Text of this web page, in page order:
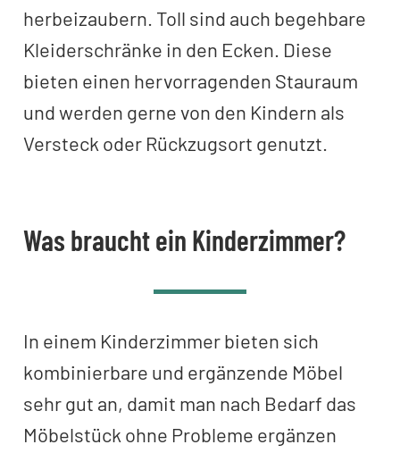
herbeizaubern. Toll sind auch begehbare
Kleiderschränke in den Ecken. Diese
bieten einen hervorragenden Stauraum
und werden gerne von den Kindern als
Versteck oder Rückzugsort genutzt.
Was braucht ein Kinderzimmer?
In einem Kinderzimmer bieten sich
kombinierbare und ergänzende Möbel
sehr gut an, damit man nach Bedarf das
Möbelstück ohne Probleme ergänzen